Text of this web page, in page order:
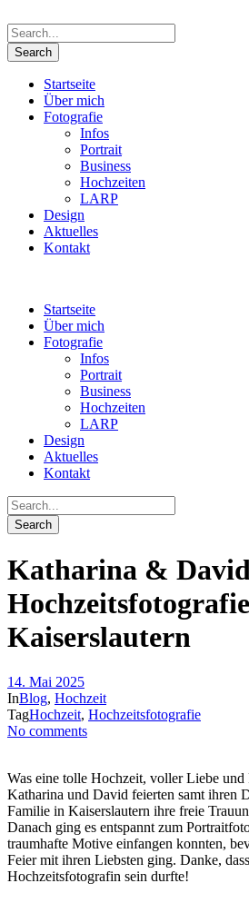
Startseite
Über mich
Fotografie
Infos
Portrait
Business
Hochzeiten
LARP
Design
Aktuelles
Kontakt
Startseite
Über mich
Fotografie
Infos
Portrait
Business
Hochzeiten
LARP
Design
Aktuelles
Kontakt
Katharina &
Kaiserslautern
14. Mai 2025
InBlog, Hochzeit
TagHochzeit, Hochzeitsfotografie
No comments
Was eine tolle Hochzeit, voller Liebe und
Katharina und David feierten samt ihren
Familie in Kaiserslautern ihre freie
Danach ging es entspannt zum
traumhafte Motive einfangen konnten,
Feier mit ihren Liebsten ging. Danke,
Hochzeitsfotografin sein durfte!